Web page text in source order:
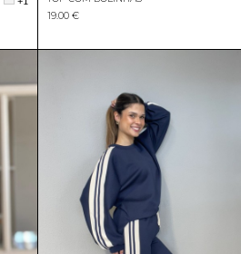
19.00 €